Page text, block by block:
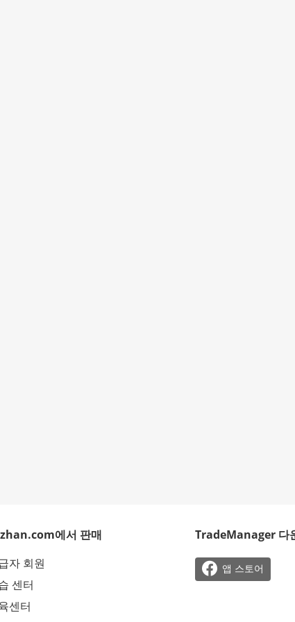
에서 판매
자 회원
센터
센터
TradeManager 다
 앱 스토어